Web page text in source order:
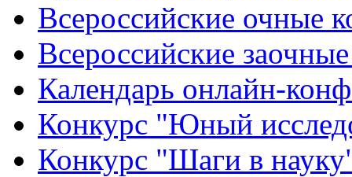
Всероссийские очные
Всероссийские
Календарь онлайн-
Конкурс "Юный
Конкурс "Шаги в